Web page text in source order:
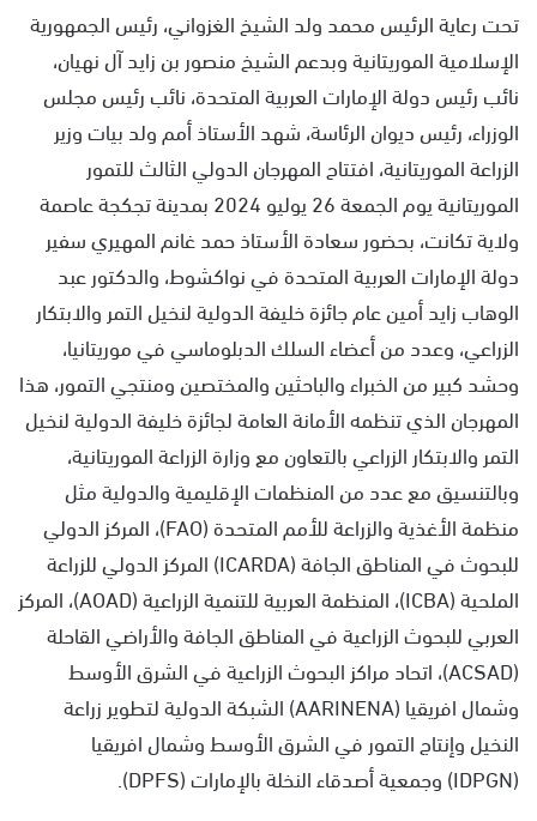
تحت رعاية الرئيس محمد ولد الشيخ الغزواني، رئيس الجمهورية
الإسلامية الموريتانية وبدعم الشيخ منصور بن زايد آل نهيان،
نائب رئيس دولة الإمارات العربية المتحدة، نائب رئيس مجلس
الوزراء، رئيس ديوان الرئاسة، شهد الأستاذ أمم ولد بيات وزير
الزراعة الموريتانية، افتتاح المهرجان الدولي الثالث للتمور
الموريتانية يوم الجمعة 26 يوليو 2024 بمدينة تجكجة عاصمة
ولاية تكانت، بحضور سعادة الأستاذ حمد غانم المهيري سفير
دولة الإمارات العربية المتحدة في نواكشوط، والدكتور عبد
الوهاب زايد أمين عام جائزة خليفة الدولية لنخيل التمر والابتكار
الزراعي، وعدد من أعضاء السلك الدبلوماسي في موريتانيا،
وحشد كبير من الخبراء والباحثين والمختصين ومنتجي التمور، هذا
المهرجان الذي تنظمه الأمانة العامة لجائزة خليفة الدولية لنخيل
التمر والابتكار الزراعي بالتعاون مع وزارة الزراعة الموريتانية،
وبالتنسيق مع عدد من المنظمات الإقليمية والدولية مثل
منظمة الأغذية والزراعة للأمم المتحدة (FAO)، المركز الدولي
للبحوث في المناطق الجافة (ICARDA) المركز الدولي للزراعة
الملحية (ICBA)، المنظمة العربية للتنمية الزراعية (AOAD)، المركز
العربي للبحوث الزراعية في المناطق الجافة والأراضي القاحلة
(ACSAD)، اتحاد مراكز البحوث الزراعية في الشرق الأوسط
وشمال افريقيا (AARINENA) الشبكة الدولية لتطوير زراعة
النخيل وإنتاج التمور في الشرق الأوسط وشمال افريقيا
(IDPGN) وجمعية أصدقاء النخلة بالإمارات (DPFS).